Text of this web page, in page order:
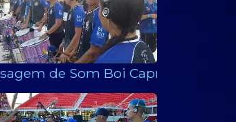
de Som Boi Caprichoso